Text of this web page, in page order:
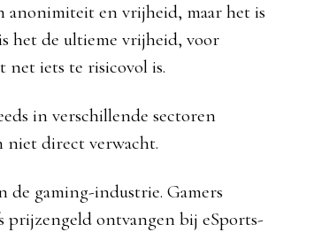
anonimiteit en vrijheid, maar het is
het de ultieme vrijheid, voor
net iets te risicovol is.
in verschillende sectoren
niet direct verwacht.
de gaming-industrie. Gamers
prijzengeld ontvangen bij eSports-